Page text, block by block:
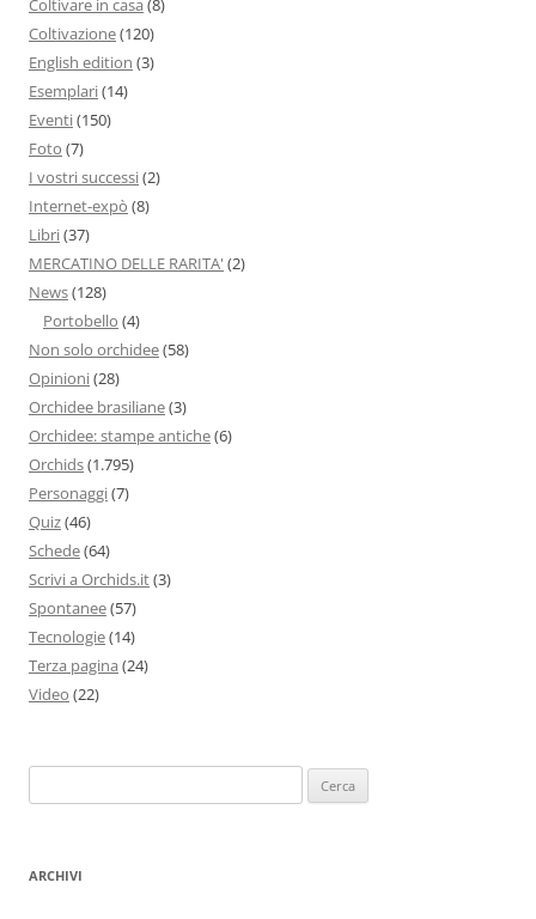
Coltivazione(120)
English edition (3)
Esemplari(14)
Eventi(150)
Foto (7)
I vostri successi(2)
Internet-expò (8)
Libri(37)
MERCATINO DELLE RARITA' (2)
News(128)
Portobello (4)
Non solo orchidee(58)
Opinioni(28)
Orchidee brasiliane(3)
Orchidee: stampe antiche(6)
Orchids(1.795)
Personaggi(7)
Quiz(46)
Schede(64)
Scrivi a Orchids.it(3)
Spontanee(57)
Tecnologie(14)
Terza pagina (24)
Video (22)
per:
ARCHIVI